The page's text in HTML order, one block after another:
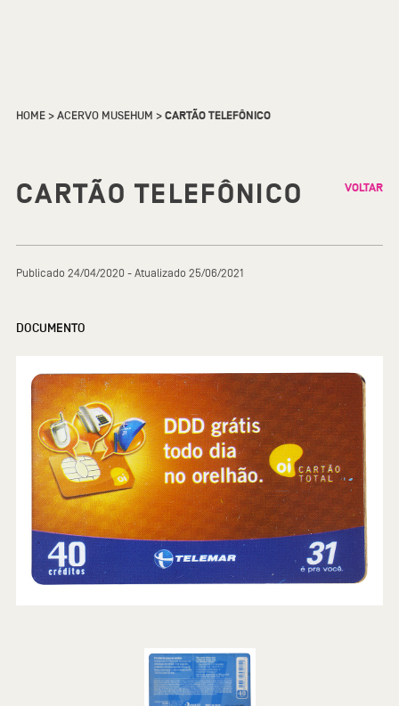
HOME>ACERVO MUSEHUM >CARTÃO TELEFÔNICO
CARTÃO TELEFÔNICO VOLTAR
Publicado 24/04/2020 - Atualizado 25/06/2021
DOCUMENTO